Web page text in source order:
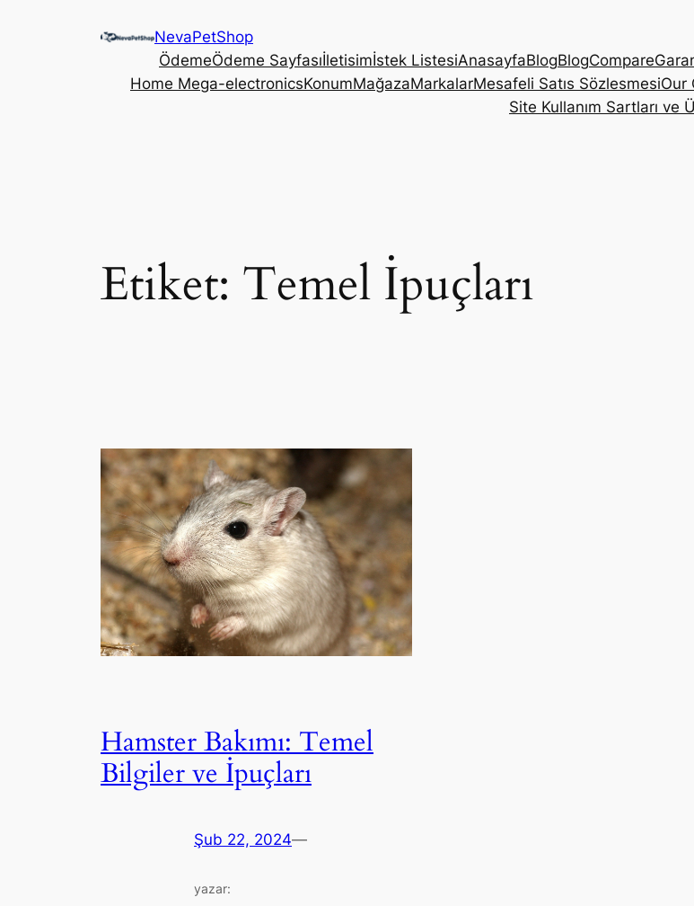
NevaPetShop
ÖdemeÖdeme Sayfasıİletisimİstek ListesiAnasayfaBlogBlogCompare
Home Mega-electronicsKonumMağazaMarkalarMesafeli Satıs SözlesmesiOur
Site Kullanım Sartları ve
Etiket: Temel İpuçları
Hamster Bakımı: Temel
Bilgiler ve İpuçları
Şub 22, 2024—
yazar: